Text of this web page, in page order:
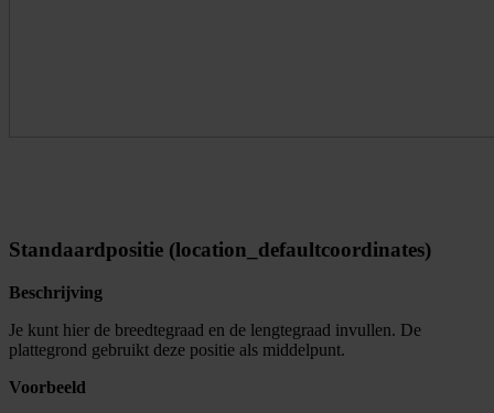
Standaardpositie (location_defaultcoordinates)
Beschrijving
Je kunt hier de breedtegraad en de lengtegraad invullen. De
plattegrond gebruikt deze positie als middelpunt.
Voorbeeld